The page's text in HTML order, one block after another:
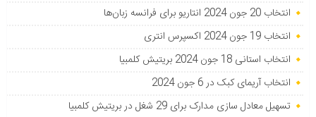
انتخاب 20 جون 2024 انتاریو برای فرانسه زبان‌ها
انتخاب 19 جون 2024 اکسپرس انتری
انتخاب استانی 18 جون 2024 بریتیش کلمبیا
انتخاب آریمای کبک در 6 جون 2024
تسهیل معادل سازی مدارک برای 29 شغل در بریتیش کلمبیا